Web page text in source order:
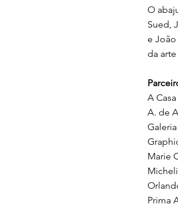
O
Sued,
e
da
A
A. de
Marie
Prima